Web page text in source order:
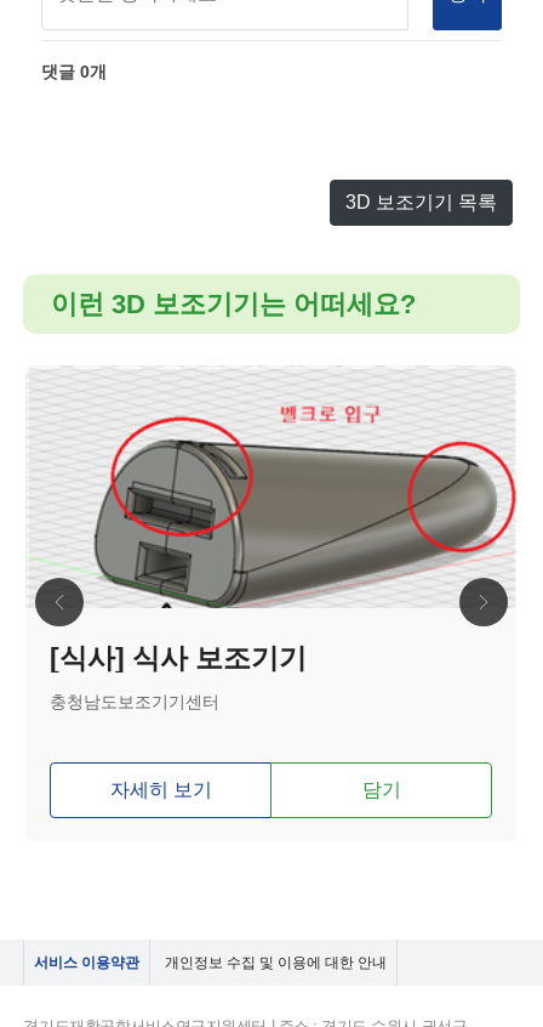
댓글0개
3D 보조기기 목록
이런 3D 보조기기는 어떠세요?
[식사] 식사 보조기기
충청남도보조기기센터
자세히 보기 담기
서비스 이용약관 개인정보 수집 및 이용에 대한 안내